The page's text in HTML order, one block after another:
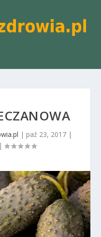
| paź 23, 2017 |
|